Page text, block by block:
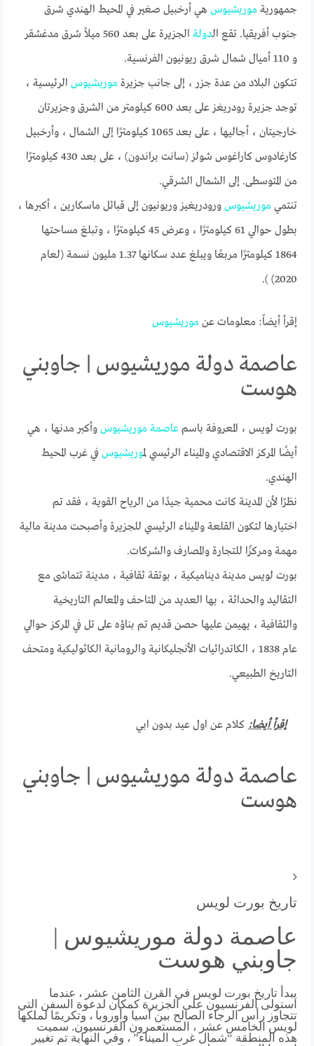
جمهورية موريشيوس هي أرخبيل صغير في المحيط الهندي شرق
جنوب أفريقيا. تقع الدولة
الجزيرة على بعد 560 ميلاً شرق مدغشقر
و 110 أميال شمال شرق ريونيون الفرنسية.
تتكون البلاد من عدة جزر ، إلى جانب جزيرة موريشيوس الرئيسية ،
توجد جزيرة رودريغز على بعد 600 كيلومتر من الشرق وجزيرتان
خارجيتان ، أجاليها ، على بعد 1065 كيلومترًا إلى الشمال ، وأرخبيل
كارغادوس كاراغوس شولز (سانت براندون) ، على بعد 430 كيلومترًا
من المتوسطى. إلى الشمال الشرقي.
تنتمي موريشيوس ورودريغيز وريونيون إلى قبائل ماسكارين ، أكبرها ،
بطول حوالي 61 كيلومترًا ، وعرض 45 كيلومترًا ، وتبلغ مساحتها
1864 كيلومترًا مربعًا ويبلغ عدد سكانها 1.37 مليون نسمة (لعام
2020) ).
إقرأ أيضاً: معلومات عن موريشيوس
عاصمة دولة موريشيوس | جاوبني
هوست
بورت لويس ، المعروفة باسمعاصمة موريشيوس وأكبر مدنها ، هي
أيضًا المركز الاقتصادي والميناء الرئيسي لموريشيوس في غرب المحيط
الهندي.
نظرًا لأن المدينة كانت محمية جيدًا من الرياح القوية ، فقد تم
اختيارها لتكون القلعة والميناء الرئيسي للجزيرة وأصبحت مدينة مالية
مهمة ومركزًا للتجارة والمصارف والشركات.
بورت لويس مدينة ديناميكية ، بوتقة ثقافية ، مدينة تتماشى مع
التقاليد والحداثة ، بها العديد من المتاحف والمعالم التاريخية
والثقافية ، يهيمن عليها حصن قديم تم بناؤه على تل في المركز حوالي
عام 1838 ، الكاتدرائيات الأنجليكانية والرومانية الكاثوليكية ومتحف
التاريخ الطبيعي.
إقرأ أيضا: كلام عن اول عيد بدون ابي
عاصمة دولة موريشيوس | جاوبني
هوست
تاريخ بورت لويس
عاصمة دولة موريشيوس |
جاوبني هوست
يبدأ تاريخ بورت لويس في القرن الثامن عشر ، عندما
استولى الفرنسيون على الجزيرة كمكان لدعوة السفن التي
تتجاوز رأس الرجاء الصالح بين آسيا وأوروبا ، وتكريمًا لملكها
لويس الخامس عشر ، المستعمرون الفرنسيون. سميت
هذه المنطقة “شمال غرب الميناء” ، وفي النهاية تم تغيير